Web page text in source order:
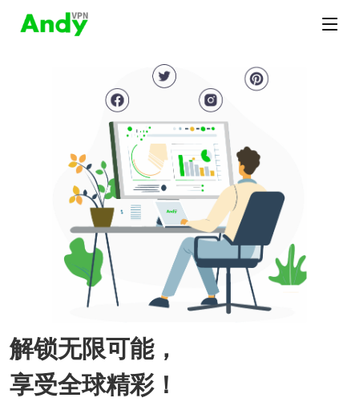
解锁无限可能，
享受全球精彩！